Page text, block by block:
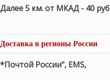
Далее 5 км. от МКАД - 40
Доставка в регионы России
*Почтой России", EMS,